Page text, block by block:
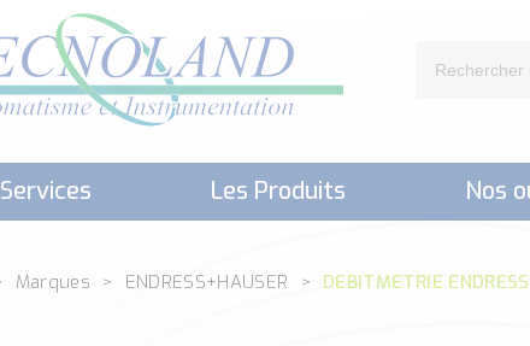
Les Produits Nos
Marques ENDRESS+HAUSER DEBITMETRIE